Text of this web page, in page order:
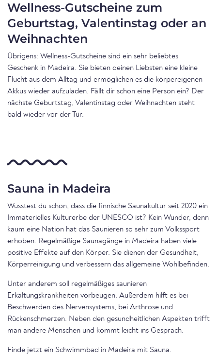
Wellness-Gutscheine zum
Geburtstag, Valentinstag oder an
Weihnachten
Übrigens: Wellness-Gutscheine sind ein sehr beliebtes
Geschenk in Madeira. Sie bieten deinen Liebsten eine kleine
Flucht aus dem Alltag und ermöglichen es die körpereigenen
Akkus wieder aufzuladen. Fällt dir schon eine Person ein? Der
nächste Geburtstag, Valentinstag oder Weihnachten steht
bald wieder vor der Tür.
Sauna in Madeira
Wusstest du schon, dass die finnische Saunakultur seit 2020 ein
Immaterielles Kulturerbe der UNESCO ist? Kein Wunder, denn
kaum eine Nation hat das Saunieren so sehr zum Volkssport
erhoben. Regelmäßige Saunagänge in Madeira haben viele
positive Effekte auf den Körper. Sie dienen der Gesundheit,
Körperreinigung und verbessern das allgemeine Wohlbefinden.
Unter anderem soll regelmäßiges saunieren
Erkältungskrankheiten vorbeugen. Außerdem hilft es bei
Beschwerden des Nervensystems, bei Arthrose und
Rückenschmerzen. Neben den gesundheitlichen Aspekten trifft
man andere Menschen und kommt leicht ins Gespräch.
Finde jetzt ein Schwimmbad in Madeira mit Sauna.